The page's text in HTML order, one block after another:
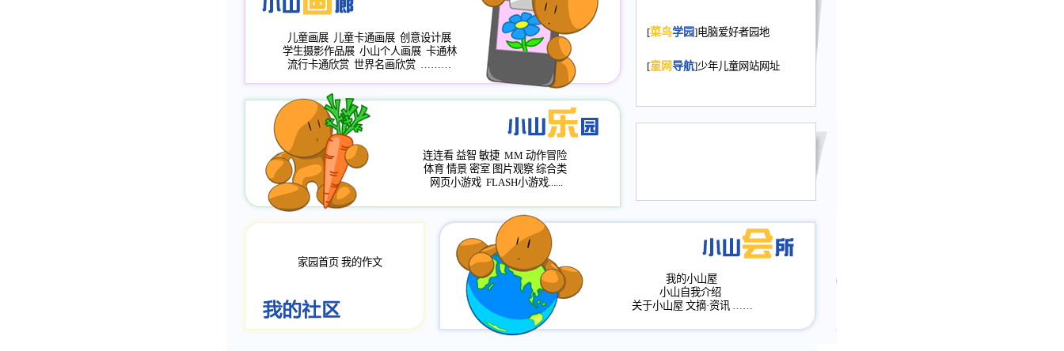
年，2009版提前启用，小山屋全面
小山画廊均增加多个新栏目。。
评分、顶功能，作文宝典改版。
[菜鸟学园]电脑爱好者园地
[童网导航]少年儿童网站网址
儿童画展 儿童卡通画展 创意设计展
学生摄影作品展 小山个人画展 卡通林
流行卡通欣赏 世界名画欣赏 ………
连连看 益智 敏捷 MM 动作冒险
体育 情景 密室 图片观察 综合类
网页小游戏 FLASH小游戏......
家园首页 我的作文
我的小山屋
小山自我介绍
关于小山屋 文摘·资讯 ……